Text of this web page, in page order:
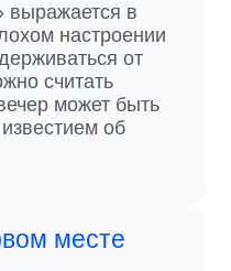
выражается в
настроении
от
считать
может быть
об
месте